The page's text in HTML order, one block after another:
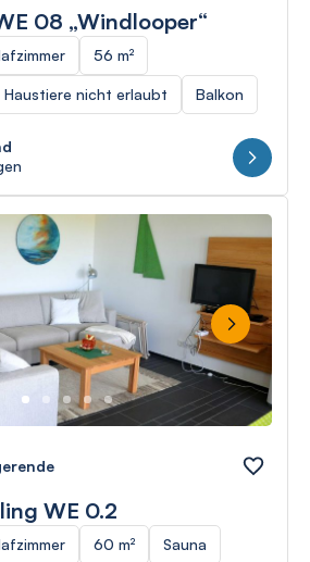
08 „Windlooper“
56 m²
Haustiere nicht erlaubt Balkon
Next
WE 0.2
60 m² Sauna